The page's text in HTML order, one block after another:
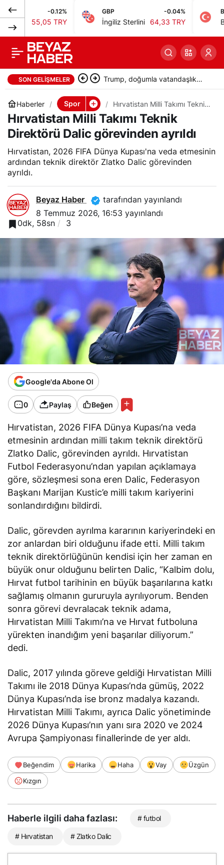
55,05 TRY
GBP
İngiliz Sterlini 64,33 TRY
BIST
Bist 100
SON GELIŞMELER TBMM’de suça sürüklenen
kabul edildi
Haberler Spor
Hırvatistan Milli Takımı Teknik
Direktörü Dalic görevinden
ayrıldı
Hırvatistan Milli Takımı Teknik
Direktörü Dalic görevinden ayrıldı
Hırvatistan, 2026 FIFA Dünya Kupası'na veda etmesinin
ardından teknik direktör Zlatko Dalic görevinden
ayrıldı.
Beyaz Haber
tarafından yayınlandı
8 Temmuz 2026, 16:53 yayınlandı
0dk, 58sn
3
Google'da Abone Ol
0 Paylaş Beğen
Hırvatistan, 2026 FIFA Dünya Kupası’na veda
etmesinin ardından milli takım teknik direktörü
Zlatko Dalic, görevinden ayrıldı. Hırvatistan
Futbol Federasyonu’ndan yapılan açıklamaya
göre, sözleşmesi sona eren Dalic, Federasyon
Başkanı Marijan Kustic’e milli takım kariyerini
sonlandırdığını bildirdi.
Dalic, görevden ayrılma kararının kariyerindeki en
zor anlardan biri olduğunu ifade etti. Milli takım
teknik direktörlüğünün kendisi için her zaman en
büyük onur olduğunu belirten Dalic, “Kalbim dolu,
Hırvat futbol tarihinin en büyük başarılarına katkı
sağlamış olmanın gururuyla ayrılıyorum. Benden
sonra görevi devralacak teknik adama,
Hırvatistan Milli Takımı’na ve Hırvat futboluna
yürekten inandığım yeni başarılar diliyorum.”
dedi.
Dalic, 2017 yılında göreve geldiği Hırvatistan Milli
Takımı ile 2018 Dünya Kupası’nda gümüş, 2022
Dünya Kupası’nda ise bronz madalya kazandı.
Hırvatistan Milli Takımı, ayrıca Dalic yönetiminde
2026 Dünya Kupası’nın yanı sıra 2020 ve 2024
Avrupa Şampiyonası finallerinde de yer aldı.
Beğendim Harika Haha Vay
Üzgün
Kızgın
Haberle ilgili daha fazlası: # futbol
# Hırvatistan # Zlatko Dalic
Galatasaray, Fatih
Terim’in ilk imzasının
52. yılı için mesaj
0 Paylaş